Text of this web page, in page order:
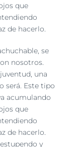
que
de hacerlo.
se
nosotros.
una
será. Este tipo
acumulando
que
de hacerlo.
y